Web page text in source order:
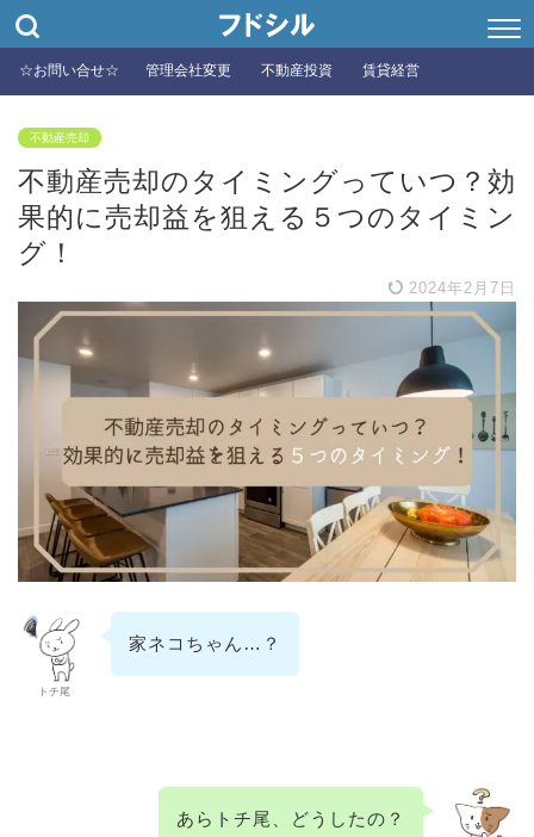
☆お問い合せ☆ 管理会社変更 不動産投資 賃貸経営
不動産売却
不動産売却のタイミングっていつ？効
果的に売却益を狙える５つのタイミン
グ！
2024年2月7日
トチ尾
家ネコちゃん…？
あらトチ尾、どうしたの？